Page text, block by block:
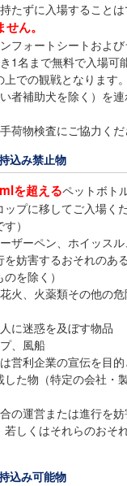
たずに入場することは
ん。
フォートシートおよ
1名まで無料で入場可
での観戦となります。
者補助犬を除く）を
荷物検査にご協力くだ
込み禁止物
を超えるペットボト
ップに移してご入場く
）
ザーペン、ホイッス
を妨害するおそれのあ
を除く）
火、火薬類その他の
に迷惑を及ぼす物品
、風船
営利企業の宣伝を目
た物（特定の会社・
の運営または進行を
若しくはそれらのおそ
込み可能物